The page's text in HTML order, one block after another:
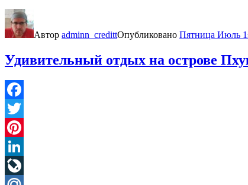
Автор adminn_credittОпубликовано Пятница Июль
Удивительный отдых на острове
Facebook
Twitter
Pinterest
LinkedIn